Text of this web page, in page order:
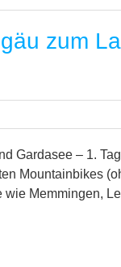
zum
Gardasee – 1.
Mountainbikes
Memmingen,